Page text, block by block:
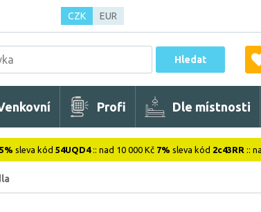
CZK EUR
Hledat
Profi Dle místnosti
5% sleva kód 54UQD4:: nad 10 000 Kč 7% sleva kód 2c43RR ::